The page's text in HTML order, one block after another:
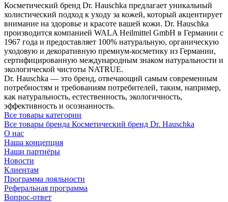
Косметический бренд Dr. Hauschka предлагает уникальный
холистический подход к уходу за кожей, который акцентирует
внимание на здоровье и красоте вашей кожи. Dr. Hauschka
производится компанией WALA Heilmittel GmbH в Германии с
1967 года и предоставляет 100% натуральную, органическую
уходовую и декоративную премиум-косметику из Германии,
сертифицированную международным знаком натуральности и
экологической чистоты NATRUE.
Dr. Hauschka — это бренд, отвечающий самым современным
потребностям и требованиям потребителей, таким, например,
как натуральность, естественность, экологичность,
эффективность и осознанность.
Все товары категории
Все товары бренда Косметический бренд Dr. Hauschka
О нас
Наша концепция
Наши партнёры
Новости
Клиентам
Программа лояльности
Реферальная программа
Вопрос-ответ